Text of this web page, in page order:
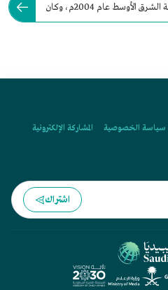
تولى طارق الحميّد رئاسة تحرير صحيفة الشرق الأوسط عام 2004م، وكان
سياسة الخصوصية
المشاركة الإلكترونية
اشتراك